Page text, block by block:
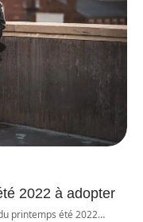
2022 à adopter
printemps été 2022…